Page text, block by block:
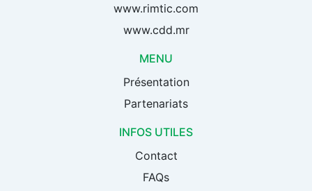
www.rimtic.com
www.cdd.mr
MENU
Présentation
Partenariats
INFOS UTILES
Contact
FAQs